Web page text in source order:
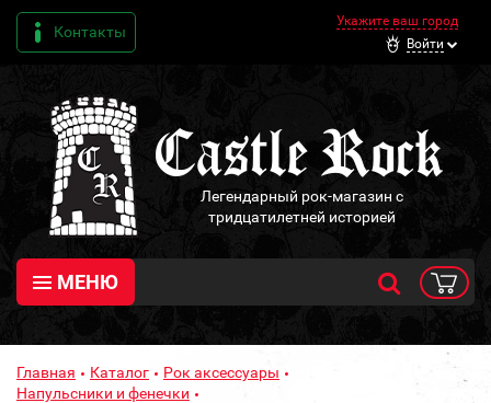
Контакты
Укажите ваш город
Войти
Легендарный рок-магазин с
тридцатилетней историей
МЕНЮ
Главная Каталог
Рок аксессуары
Напульсники и фенечки